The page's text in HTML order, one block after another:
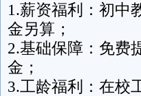
1.薪资福利：初中
金另算；
2.基础保障：免费
金；
3.工龄福利：在校